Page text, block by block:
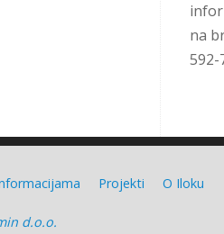
na
592-
Projekti O Iloku
d.o.o.